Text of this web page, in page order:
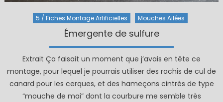
5 / Fiches Montage Artificielles Mouches Ailées
Émergente de sulfure
Extrait Ça faisait un moment que j’avais en tête ce
montage, pour lequel je pourrais utiliser des rachis de cul de
canard pour les cerques, et des hameçons cintrés de type
“mouche de mai” dont la courbure me semble très